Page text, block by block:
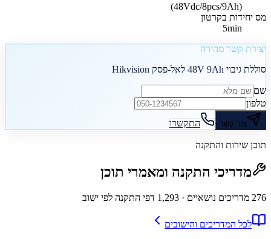
(48Vdc/8pcs/9Ah)
מס יחידות בקרטון
5min
יצירת קשר מהירה
סוללת גיבוי 48V 9Ah לאל-פסק Hikvision
שם
טלפון
צור קשר התקשרו
תוכן שירות והתקנה
מדריכי התקנה ומאמרי תוכן
276 מדריכים נושאיים · 1,293 דפי התקנה לפי ישוב
לכל המדריכים והישובים